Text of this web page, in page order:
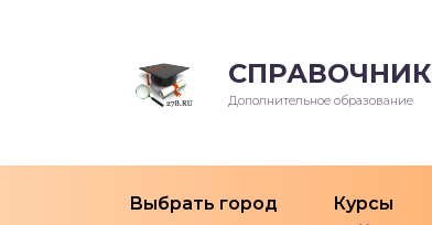
СПРАВОЧНИК
Дополнительное образование
Выбрать город Курсы
мастеров для
курсы
агентства
тренинги